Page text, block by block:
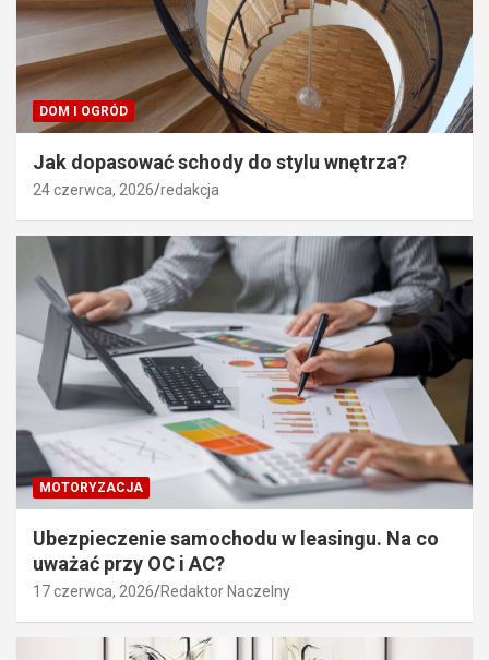
DOM I OGRÓD
Jak dopasować schody do stylu wnętrza?
24 czerwca, 2026 redakcja
MOTORYZACJA
Ubezpieczenie samochodu w leasingu. Na co
uważać przy OC i AC?
17 czerwca, 2026 Redaktor Naczelny